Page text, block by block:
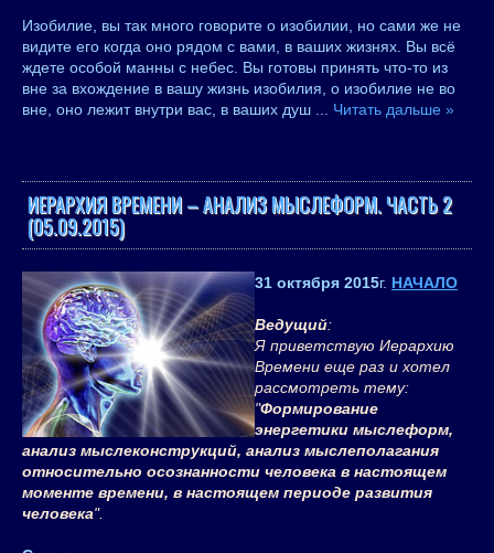
Изобилие, вы так много говорите о изобилии, но сами же не
видите его когда оно рядом с вами, в ваших жизнях. Вы всё
ждете особой манны с небес. Вы готовы принять что-то из
вне за вхождение в вашу жизнь изобилия, о изобилие не во
вне, оно лежит внутри вас, в ваших душ
Читать дальше »
ИЕРАРХИЯ ВРЕМЕНИ – АНАЛИЗ МЫСЛЕФОРМ. ЧАСТЬ 2
(05.09.2015)
31 октября 2015г. НАЧАЛО
Ведущий:
Я приветствую Иерархию
Времени еще раз и хотел
рассмотреть тему:
"Формирование
энергетики мыслеформ,
анализ мыслеконструкций, анализ мыслеполагания
относительно осознанности человека в настоящем
моменте времени, в настоящем периоде развития
человека".